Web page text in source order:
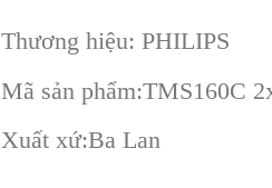
Thương hiệu: PHILIPS
Mã sản phẩm:TMS160C
Xuất xứ:Ba Lan